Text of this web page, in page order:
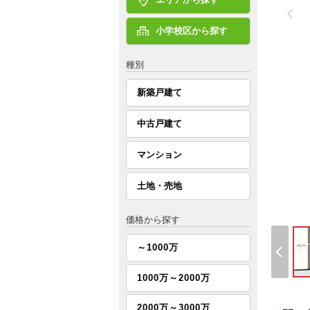
小学校区から探す
種別
新築戸建て
中古戸建て
マンション
土地・売地
価格から探す
～1000万
1000万～2000万
2000万～3000万